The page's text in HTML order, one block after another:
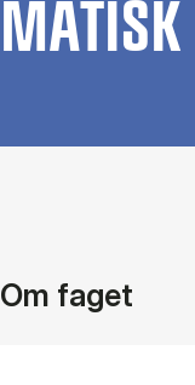
Om faget